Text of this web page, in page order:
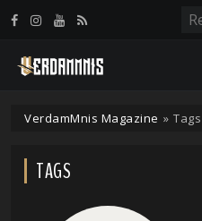
VerdamMnis Magazine » Tags
TAGS
Panneau de gestion des cookies